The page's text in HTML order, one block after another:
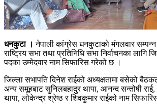
धनकुटा ।नेपाली कांग्रेस धनकुटाको मंगलवार
राष्ट्रिय सभा तथा प्रतिनिधि सभा निर्वाचनका लागि
पदका उम्मेदवार नाम सिफारिस गरेको छ ।
जिल्ला सभापति दिनेश राईको अध्यक्षतामा बसेको
अन्य समूहबाट सुनिलबहादुर थापा, आनन्द सन्तोषी
थापा, लोकेन्द्र श्रेष्ठ र शिवकुमार राईको नाम